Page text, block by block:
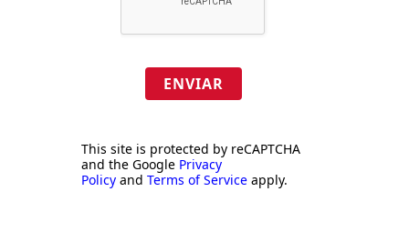
ENVIAR
This site is protected by reCAPTCHA
and the Google Privacy
Policy and Terms of Service apply.